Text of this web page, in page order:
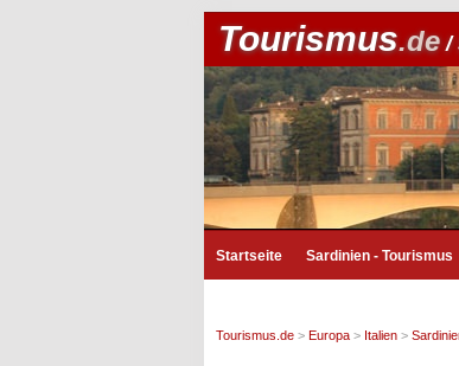
Tourismus.de/
Startseite Sardinien - Tourismus
Tourismus.de > Europa > Italien >